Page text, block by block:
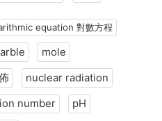
equation 對數方程
mole
nuclear radiation
number
pH